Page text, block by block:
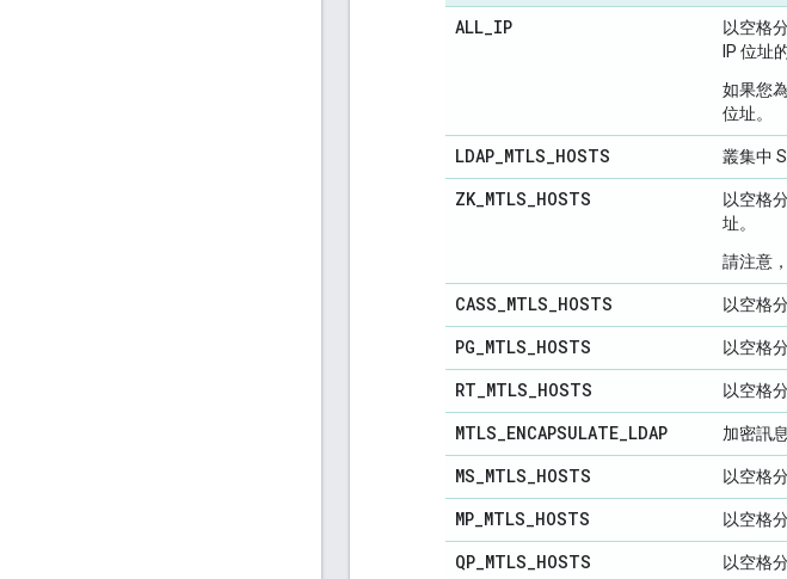
ALL_IP
以空格
IP 位址
如果您為
位址。
LDAP_MTLS_HOSTS 叢集中
ZK_MTLS_HOSTS
以空格
址。
請注意
CASS_MTLS_HOSTS 以空格
PG_MTLS_HOSTS 以空格
RT_MTLS_HOSTS 以空格
MTLS_ENCAPSULATE_LDAP 加密訊
MS_MTLS_HOSTS 以空格
MP_MTLS_HOSTS 以空格
QP_MTLS_HOSTS 以空格